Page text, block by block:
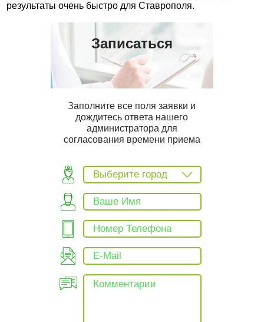
результаты очень быстро для Ставрополя.
Записаться
Заполните все поля заявки и
дождитесь ответа нашего
администратора для
согласования времени приема
Выберите город